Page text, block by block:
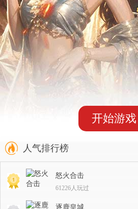
开始游戏
人气排行榜
怒火合击
61226人玩过
逐鹿皇城